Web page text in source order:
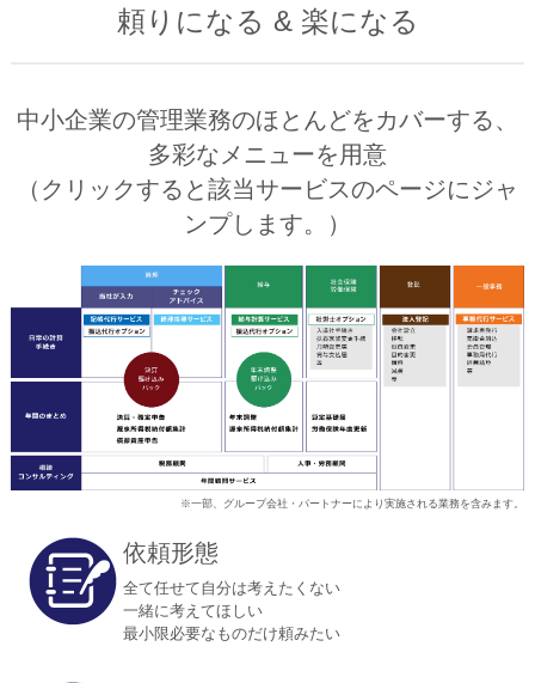
頼りになる & 楽になる
中小企業の管理業務のほとんどをカバーする、
多彩なメニューを用意
（クリックすると該当サービスのページにジャ
ンプします。）
※一部、グループ会社・パートナーにより実施される業務を含みます。
依頼形態
全て任せて自分は考えたくない
一緒に考えてほしい
最小限必要なものだけ頼みたい